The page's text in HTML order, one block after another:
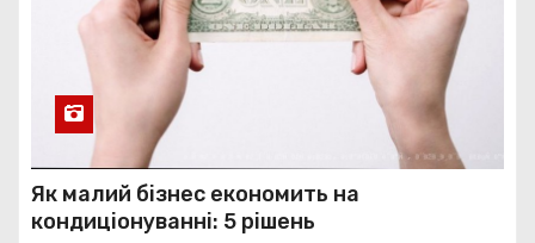
Як малий бізнес економить на
кондиціонуванні: 5 рішень